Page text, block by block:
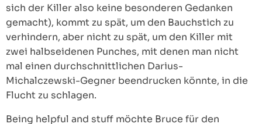
sich der Killer also keine besonderen Gedanken
gemacht), kommt zu spät, um den Bauchstich zu
verhindern, aber nicht zu spät, um den Killer mit
zwei halbseidenen Punches, mit denen man nicht
mal einen durchschnittlichen Darius-
Michalczewski-Gegner beendrucken könnte, in die
Flucht zu schlagen.
Being helpful and stuff möchte Bruce für den